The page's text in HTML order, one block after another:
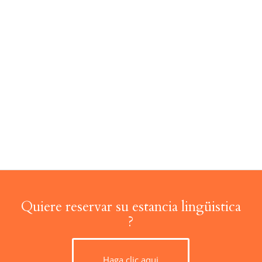
Quiere reservar su estancia lingüistica
?
Haga clic aqui